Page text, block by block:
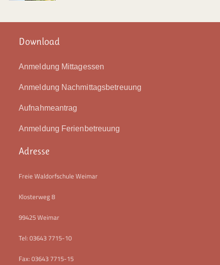
Download
Anmeldung Mittagessen
Anmeldung Nachmittagsbetreuung
Aufnahmeantrag
Anmeldung Ferienbetreuung
Adresse
Freie Waldorfschule Weimar
Klosterweg 8
99425 Weimar
Tel: 03643 7715-10
Fax: 03643 7715-15